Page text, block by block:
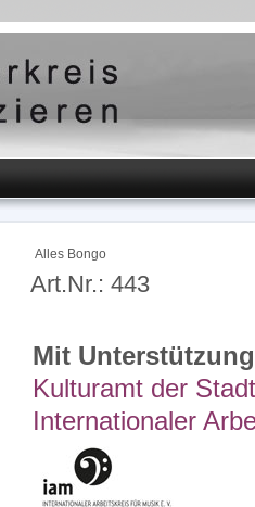
Alles Bongo
Art.Nr.: 443
Mit
Kulturamt der
Internationaler